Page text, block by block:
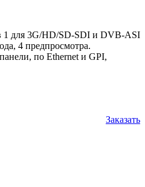
1 для 3G/HD/SD-SDI и DVB-ASI
4 предпросмотра.
по Ethernet и GPI,
Заказать